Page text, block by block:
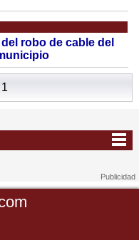
robo de cable del